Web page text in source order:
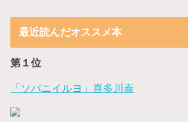
最近読んだオススメ本
第１位
「ソバニイルヨ」喜多川泰